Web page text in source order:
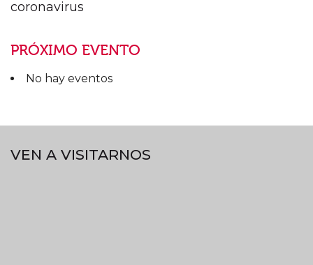
coronavirus
PRÓXIMO EVENTO
No hay eventos
VEN A VISITARNOS